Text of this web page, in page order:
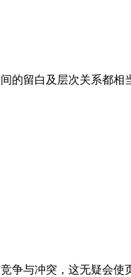
的留白及层次关系都相
争与冲突，这无疑会使